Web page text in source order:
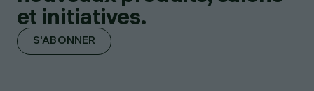
et initiatives.
S'ABONNER